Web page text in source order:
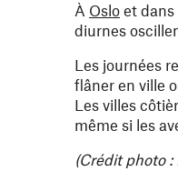
À Oslo et
diurnes
Les journées
flâner en ville
Les villes
même si les
(Crédit photo